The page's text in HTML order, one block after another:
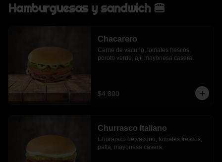
Hamburguesas y sandwich 🍔
Chacarero
Carne de vacuno, tomates frescos,
poroto verde, ají, mayonesa casera.
$4.800
Churrasco Italiano
Churarsco de vacuno, tomates frescos,
palta, mayonesa casera.